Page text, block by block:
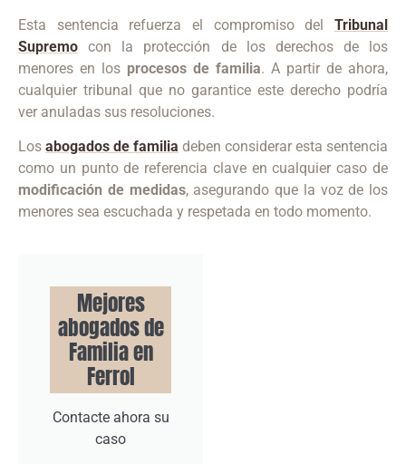
Esta sentencia refuerza el compromiso del Tribunal
Supremo con la protección de los derechos de los
menores en los procesos de familia. A partir de ahora,
cualquier tribunal que no garantice este derecho podría
ver anuladas sus resoluciones.
Los abogados de familia deben considerar esta sentencia
como un punto de referencia clave en cualquier caso de
modificación de medidas, asegurando que la voz de los
menores sea escuchada y respetada en todo momento.
Mejores
abogados de
Familia en
Ferrol
Contacte ahora su
caso